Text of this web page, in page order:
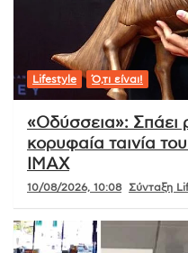
Lifestyle Ό,τι είναι!
«Οδύσσεια»: Σπάει
κορυφαία ταινία
IMAX
10/08/2026, 10:08 Σύνταξη